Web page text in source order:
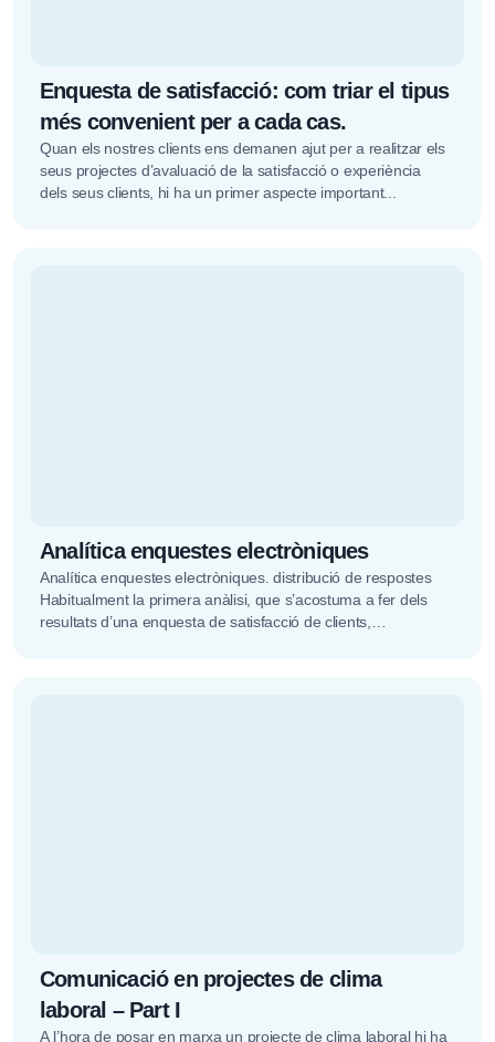
Enquesta de satisfacció: com triar el tipus
més convenient per a cada cas.
Quan els nostres clients ens demanen ajut per a realitzar els
seus projectes d’avaluació de la satisfacció o experiència
dels seus clients, hi ha un primer aspecte important...
Analítica enquestes electròniques
Analítica enquestes electròniques. distribució de respostes
Habitualment la primera anàlisi, que s’acostuma a fer dels
resultats d’una enquesta de satisfacció de clients,
Comunicació en projectes de clima
laboral – Part I
A l’hora de posar en marxa un projecte de clima laboral hi ha